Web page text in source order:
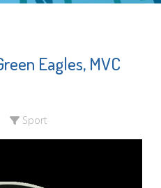
Eagles, MVC
Sport